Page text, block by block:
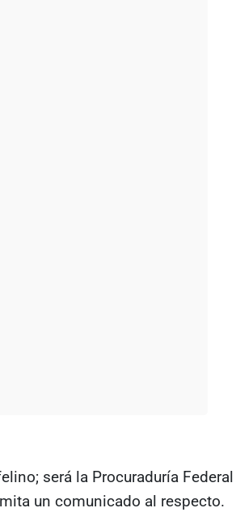
será la Procuraduría Federal
un comunicado al respecto.